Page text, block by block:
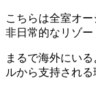
こちらは全室オ
非日常的なリゾー
まるで海外にい
ルから支持される